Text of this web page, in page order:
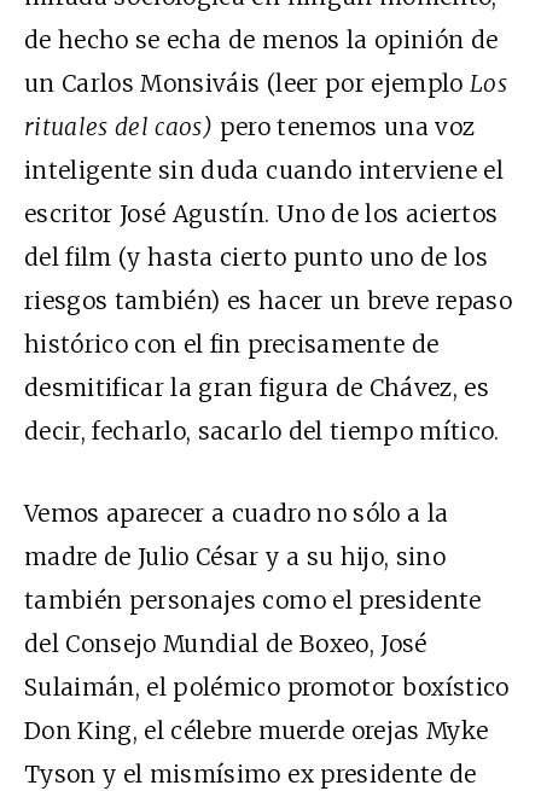
de hecho se echa de menos la opinión de
un Carlos Monsiváis (leer por ejemplo Los
rituales del caos) pero tenemos una voz
inteligente sin duda cuando interviene el
escritor José Agustín. Uno de los aciertos
del film (y hasta cierto punto uno de los
riesgos también) es hacer un breve repaso
histórico con el fin precisamente de
desmitificar la gran figura de Chávez, es
decir, fecharlo, sacarlo del tiempo mítico.
Vemos aparecer a cuadro no sólo a la
madre de Julio César y a su hijo, sino
también personajes como el presidente
del Consejo Mundial de Boxeo, José
Sulaimán, el polémico promotor boxístico
Don King, el célebre muerde orejas Myke
Tyson y el mismísimo ex presidente de